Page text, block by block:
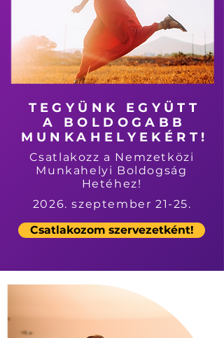
TEGYÜNK EGYÜTT
A BOLDOGABB
MUNKAHELYEKÉRT!
Csatlakozz a Nemzetközi
Munkahelyi Boldogság
Hetéhez!
2026. szeptember 21-25.
Csatlakozom szervezetként!